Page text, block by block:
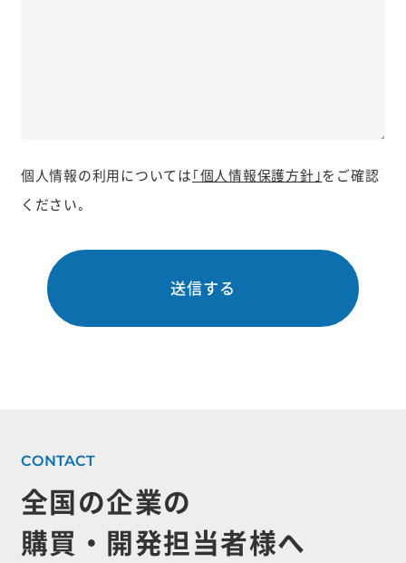
個人情報の利用については｢個人情報保護方針｣をご確認
ください｡
全国の企業の
購買・開発担当者様へ